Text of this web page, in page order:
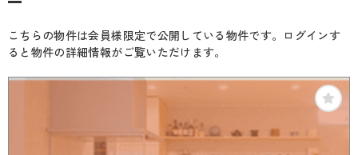
こちらの物件は会員様限定で公開している物件です。ログインす
ると物件の詳細情報がご覧いただけます。